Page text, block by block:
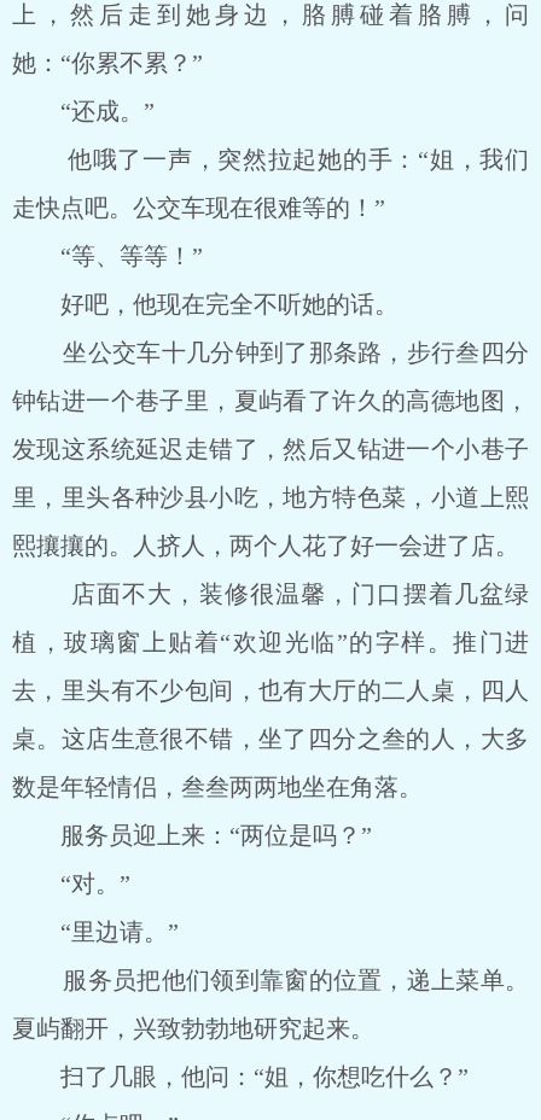
上，然后走到她身边，胳膊碰着胳膊，问
她：“你累不累？”
“还成。”
他哦了一声，突然拉起她的手：“姐，我们
走快点吧。公交车现在很难等的！”
“等、等等！”
好吧，他现在完全不听她的话。
坐公交车十几分钟到了那条路，步行叁四分
钟钻进一个巷子里，夏屿看了许久的高德地图，
发现这系统延迟走错了，然后又钻进一个小巷子
里，里头各种沙县小吃，地方特色菜，小道上熙
熙攘攘的。人挤人，两个人花了好一会进了店。
店面不大，装修很温馨，门口摆着几盆绿
植，玻璃窗上贴着“欢迎光临”的字样。推门进
去，里头有不少包间，也有大厅的二人桌，四人
桌。这店生意很不错，坐了四分之叁的人，大多
数是年轻情侣，叁叁两两地坐在角落。
服务员迎上来：“两位是吗？”
“对。”
“里边请。”
服务员把他们领到靠窗的位置，递上菜单。
夏屿翻开，兴致勃勃地研究起来。
扫了几眼，他问：“姐，你想吃什么？”